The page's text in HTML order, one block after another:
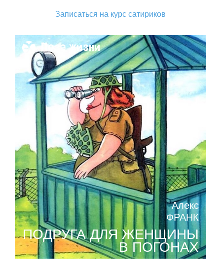
Записаться на курс сатириков
Поза жизни
Алекс
ФРАНК
ПОДРУГА ДЛЯ ЖЕНЩИНЫ
В ПОГОНАХ